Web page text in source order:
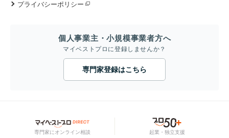
プライバシーポリシー
個人事業主・小規模事業者方へ
マイベストプロに登録しませんか？
専門家登録はこちら
専門家にオンライン相談 起業・独立支援